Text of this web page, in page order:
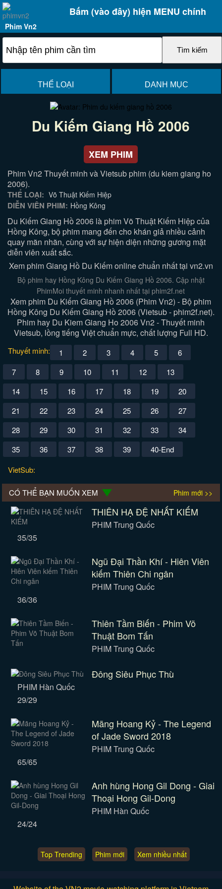
Bấm (vào đây) hiện MENU chính
Phim Vn2
THỂ LOẠI DANH MỤC
Du Kiếm Giang Hồ 2006
XEM PHIM
Phim Vn2 Thuyết minh và Vietsub phim (du kiem giang ho
2006).
THỂ LOẠI: Võ Thuật Kiếm Hiệp
DIỄN VIÊN PHIM: Hồng Kông
Du Kiếm Giang Hồ 2006 là phim Võ Thuật Kiếm Hiệp của
Hồng Kông, bộ phim mang đến cho khán giả nhiều cảnh
quay mãn nhãn, cùng với sự hiện diện những gương mặt
diễn viên xuất sắc.
Xem phim Giang Hồ Du Kiếm online chuẩn nhất tại vn2.vn
Bộ phim hay Hồng Kông Du Kiếm Giang Hồ 2006. Cập nhật
PhimMoi thuyết minh nhanh nhất tại phim2f.net
Xem phim Du Kiếm Giang Hồ 2006 (Phim Vn2) - Bộ phim
Hồng Kông Du Kiếm Giang Hồ 2006 (Vietsub - phim2f.net).
Phim hay Du Kiem Giang Ho 2006 Vn2 - Thuyết minh
Vietsub, lồng tiếng Việt chuẩn mực, chất lượng Full HD.
Thuyết minh: 1 2 3 4 5
6
7
8 9 10 11 12
13
14
15 16 17 18 19
20
21
22 23 24 25 26
27
28
29 30 31 32 33
34
35
36 37 38 39
40-End
VietSub:
CÓ THỂ BẠN MUỐN XEM Phim mới >>
THIÊN HẠ ĐỆ NHẤT KIẾM
PHIM Trung Quốc
35/35
Ngũ Đại Thần Khí - Hiên Viên
kiếm Thiên Chi ngân
PHIM Trung Quốc
36/36
Thiên Tầm Biến - Phim Võ
Thuật Bom Tấn
PHIM Trung Quốc
Đông Siêu Phục Thù
PHIM Hàn Quốc
29/29
Mãng Hoang Kỷ - The Legend
of Jade Sword 2018
PHIM Trung Quốc
65/65
Anh hùng Hong Gil Dong - Giai
Thoại Hong Gil-Dong
PHIM Hàn Quốc
24/24
Top Trending Phim mới Xem nhiều nhất